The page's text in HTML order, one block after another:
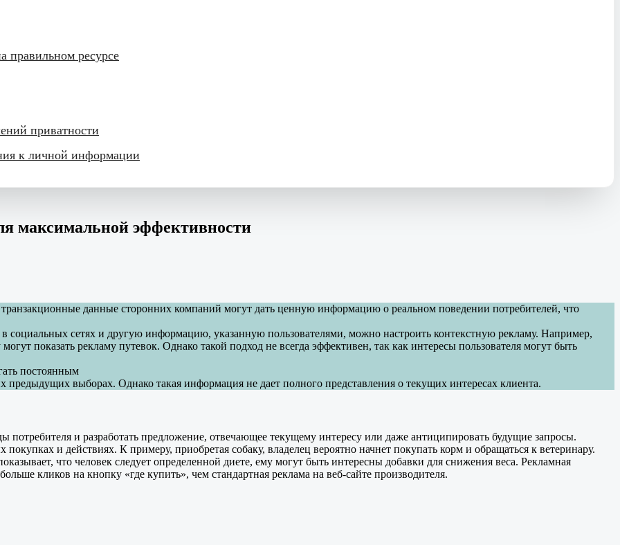
правильном ресурсе
приватности
к личной информации
максимальной эффективности
данные сторонних компаний могут дать ценную информацию о реальном поведении потребителей, что
социальных сетях и другую информацию, указанную пользователями, можно настроить контекстную рекламу. Например,
показать рекламу путевок. Однако такой подход не всегда эффективен, так как интересы пользователя могут быть
постоянным
выборах. Однако такая информация не дает полного представления о текущих интересах клиента.
и разработать предложение, отвечающее текущему интересу или даже антиципировать будущие запросы.
и действиях. К примеру, приобретая собаку, владелец вероятно начнет покупать корм и обращаться к ветеринару.
что человек следует определенной диете, ему могут быть интересны добавки для снижения веса. Рекламная
кликов на кнопку «где купить», чем стандартная реклама на веб-сайте производителя.